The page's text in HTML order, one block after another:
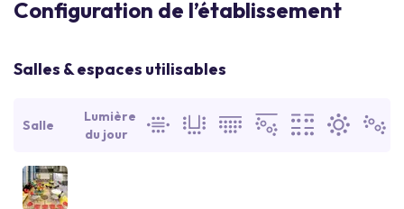
Configuration de l’établissement
Salles & espaces utilisables
Salle
Lumière
du jour